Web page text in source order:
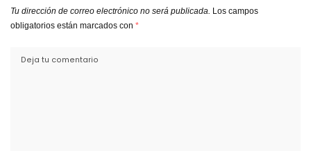
Tu dirección de correo electrónico no será publicada. Los campos
obligatorios están marcados con *